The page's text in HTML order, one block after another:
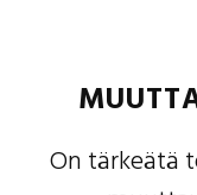
On tärkeätä